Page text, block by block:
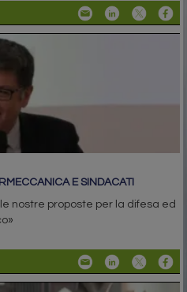
E SINDACATI
nostre proposte per la difesa ed